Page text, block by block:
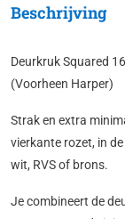
Beschrijving
Deurkruk Squared 16
(Voorheen Harper)
Strak en extra
vierkante rozet, in
wit, RVS of brons.
Je combineert de